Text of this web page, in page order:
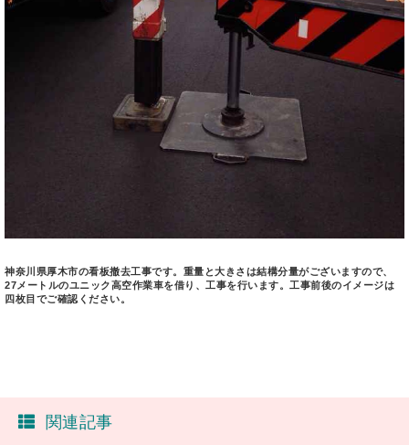
神奈川県厚木市の看板撤去工事です。重量と大きさは結構分量がございますので、
27メートルのユニック高空作業車を借り、工事を行います。工事前後のイメージは
四枚目でご確認ください。
関連記事